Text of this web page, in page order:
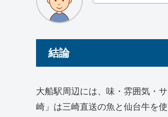
結論
大船駅周辺には、味・雰囲気・
崎」は三崎直送の魚と仙台牛を